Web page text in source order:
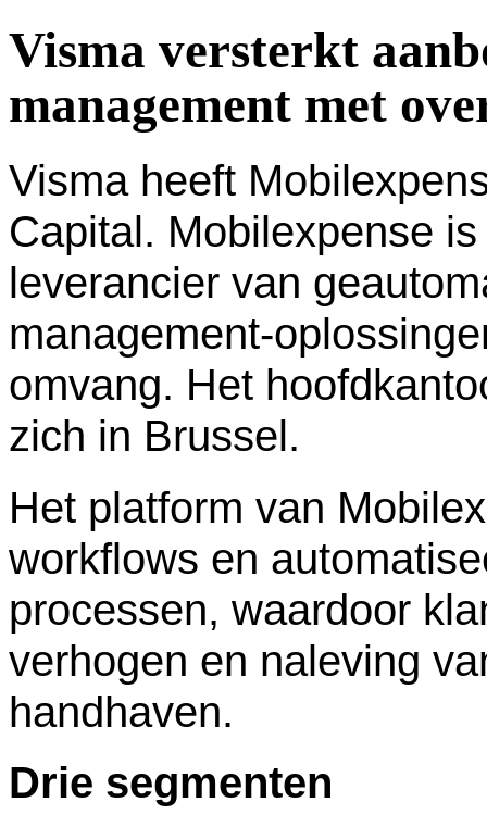
Visma versterkt
management met
Visma heeft
Capital. Mobilexpense
leverancier van
management-
omvang. Het
zich in Brussel.
Het platform van
workflows en
processen, waardoor
verhogen en naleving
handhaven.
Drie segmenten